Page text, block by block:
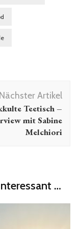
Nächster Artikel
Teetisch –
mit Sabine
Melchiori
…